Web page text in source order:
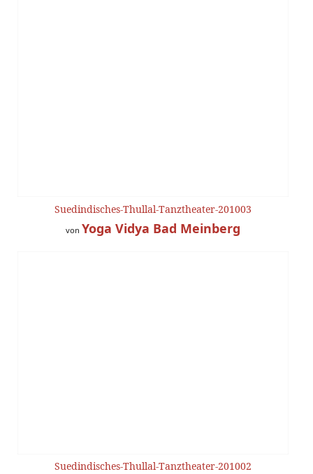
Suedindisches-Thullal-Tanztheater-201003
von Yoga Vidya Bad Meinberg
Suedindisches-Thullal-Tanztheater-201002